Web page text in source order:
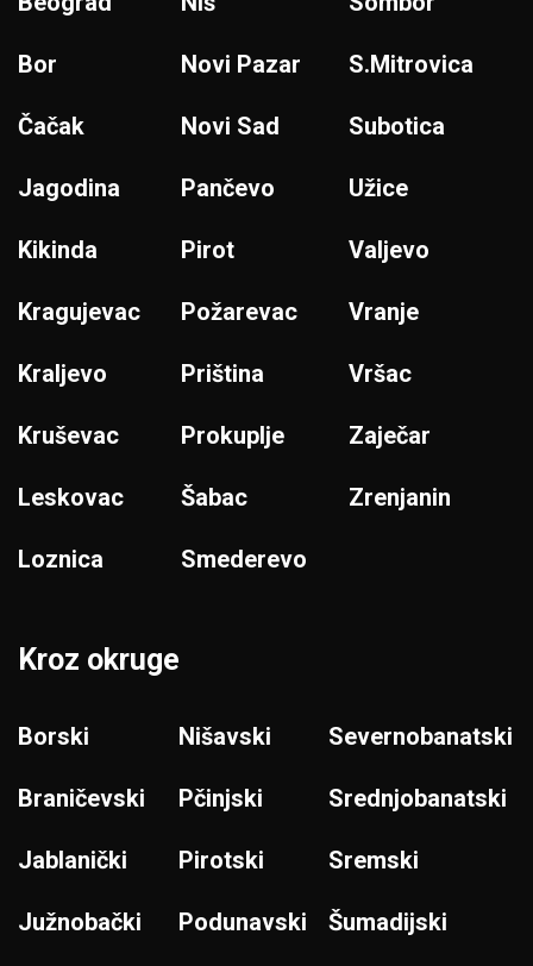
Bor
Čačak
Jagodina
Kikinda
Kragujevac
Kraljevo
Kruševac
Leskovac
Loznica
Novi Pazar
Novi Sad
Pančevo
Pirot
Požarevac
Priština
Prokuplje
Šabac
Smederevo
S.Mitrovica
Subotica
Užice
Valjevo
Vranje
Vršac
Zaječar
Zrenjanin
Kroz okruge
Borski
Braničevski
Jablanički
Južnobački
Nišavski
Pčinjski
Pirotski
Podunavski
Severnobanatski
Srednjobanatski
Sremski
Šumadijski